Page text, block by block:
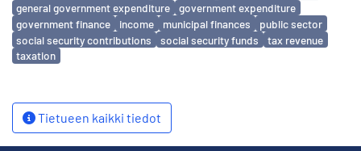
general government expenditure
government expenditure
government finance
income municipal finances
public sector
social security contributions
social security funds
tax revenue
taxation
Tietueen kaikki tiedot